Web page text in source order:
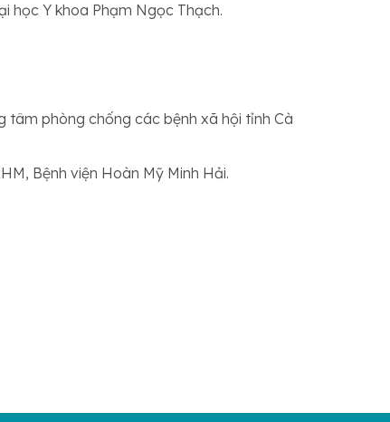
học Y khoa Phạm Ngọc Thạch.
tâm phòng chống các bệnh xã hội tỉnh Cà
Bệnh viện Hoàn Mỹ Minh Hải.